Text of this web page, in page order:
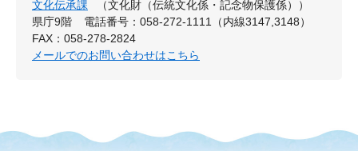
文化伝承課
（文化財（伝統文化係・記念物保護係））
県庁9階
電話番号：058-272-1111（内線3147,3148）
FAX：058-278-2824
メールでのお問い合わせはこちら